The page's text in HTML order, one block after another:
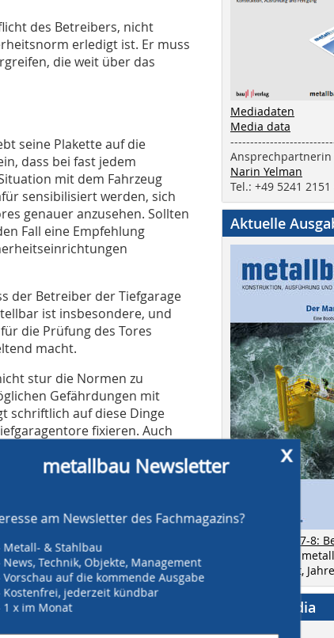
des Betreibers, nicht
erledigt ist. Er muss
die weit über das
seine Plakette auf die
dass bei fast jedem
mit dem Fahrzeug
sensibilisiert werden, sich
genauer anzusehen. Sollten
Fall eine Empfehlung
der Betreiber der Tiefgarage
ist insbesondere, und
die Prüfung des Tores
macht.
stur die Normen zu
Gefährdungen mit
schriftlich auf diese Dinge
fixieren. Auch
Im Grunde jedes Tor,
dass sie durch eine
Seite sind. Grundlage der
die für den Prüfer
12453. Der Prüfer ist unter
Sicherheitseinrichtungen
x
metallbau Newsletter
am Newsletter des Fachmagazins?
Metall- & Stahlbau
News, Technik, Objekte, Management
Vorschau auf die kommende Ausgabe
Kostenfrei, jederzeit kündbar
1 x im Monat
Mediadaten
Media data
Narin Yelman
Tel.: +49 5241 2151
Aktuelle
zur Ausgabe 7-8:
Bestellen Sie
als Einzelheft,
Social Media